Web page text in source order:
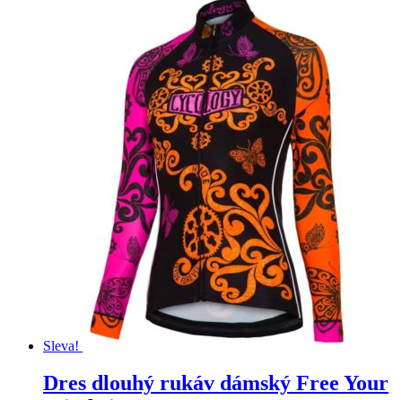
100 Kč.
Sleva!
Dres dlouhý rukáv dámský Free Your